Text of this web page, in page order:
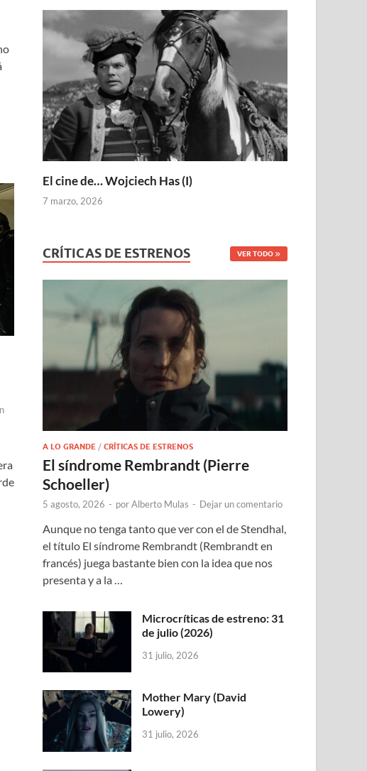
El cine de… Wojciech Has (I)
7 marzo, 2026
CRÍTICAS DE ESTRENOS VER TODO
A LO GRANDE /CRÍTICAS DE ESTRENOS
El síndrome Rembrandt (Pierre
Schoeller)
5 agosto, 2026 - porAlberto Mulas - Dejar un comentario
Aunque no tenga tanto que ver con el de Stendhal,
el título El síndrome Rembrandt (Rembrandt en
francés) juega bastante bien con la idea que nos
presenta y a la …
Microcríticas de estreno: 31
de julio (2026)
31 julio, 2026
Mother Mary (David
Lowery)
31 julio, 2026